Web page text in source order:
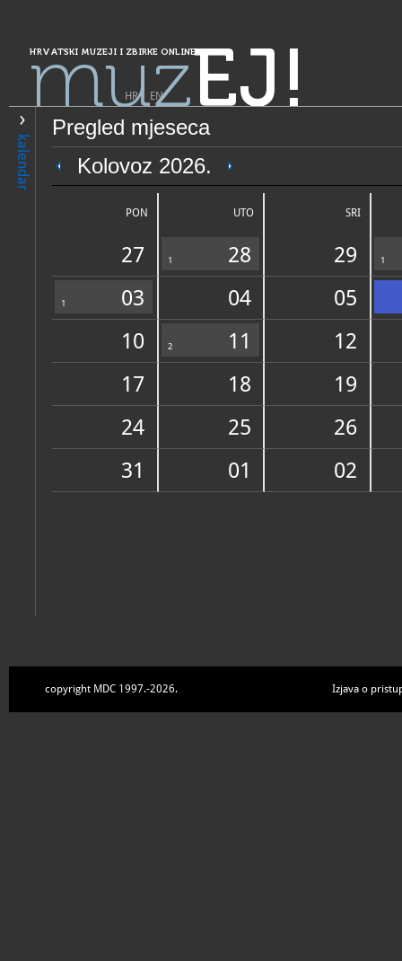
HRVATSKI MUZEJI I ZBIRKE ONLINE
muzEJ!
HR| EN
kalendar
Pregled mjeseca
Kolovoz 2026.
PON UTO SRI
27 1 28 29 1
1 03 04
05
10
2 11
12
17
18
19
24
25
26
31
01 02
PRETRAŽIVANJE
Grad Zagreb
Vojni muzej MORH-a
OPĆI PODACI
Zbirke
copyright MDC 1997.-2026. Izjava o